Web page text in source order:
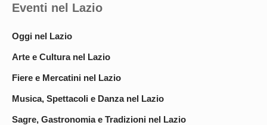
Eventi nel Lazio
Oggi nel Lazio
Arte e Cultura nel Lazio
Fiere e Mercatini nel Lazio
Musica, Spettacoli e Danza nel Lazio
Sagre, Gastronomia e Tradizioni nel Lazio